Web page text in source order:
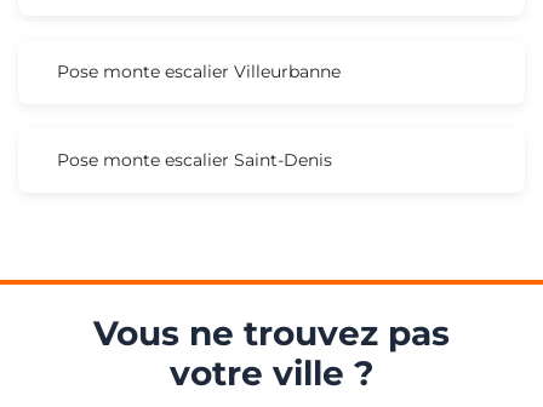
Pose monte escalier Villeurbanne
Pose monte escalier Saint-Denis
Vous ne trouvez pas
votre ville ?